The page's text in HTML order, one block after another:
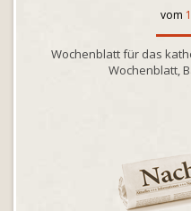
vom
Wochenblatt für das
Wochenblatt,